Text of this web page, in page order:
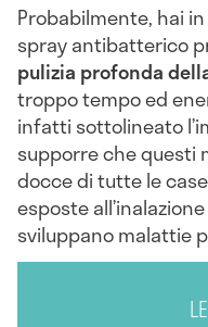
Probabilmente, hai
spray antibatterico
pulizia profonda
troppo tempo ed
infatti sottolineato
supporre che questi
docce di tutte le
esposte
sviluppano malattie